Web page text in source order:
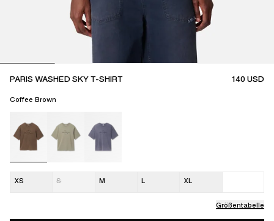
PARIS WASHED SKY T-SHIRT 140USD
Coffee Brown
XS S M L XL
Größentabelle